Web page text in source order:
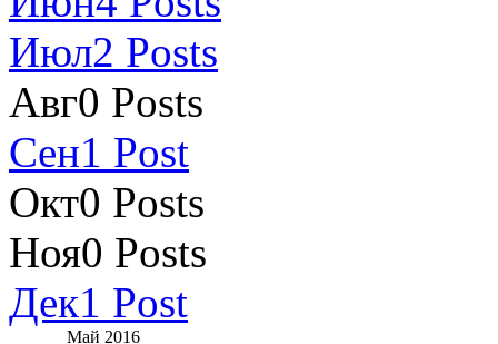
Июл2 Posts
Авг0 Posts
Сен1 Post
Окт0 Posts
Ноя0 Posts
Дек1 Post
Май 2016